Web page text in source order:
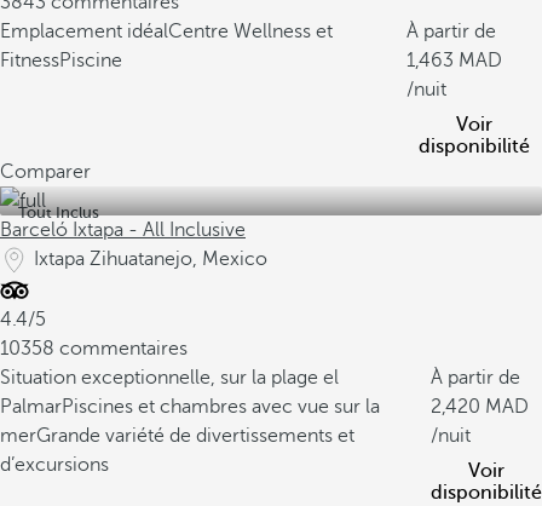
Emplacement idéalCentre Wellness et
FitnessPiscine
À partir de
1,463
/nuit
Voir
disponibilité
Comparer
Tout Inclus
Barceló Ixtapa - All Inclusive
Ixtapa Zihuatanejo, Mexico
4.4/5
10358 commentaires
Situation exceptionnelle, sur la plage el
PalmarPiscines et chambres avec vue sur la
merGrande variété de divertissements et
d’excursions
À partir de
2,420
/nuit
Voir
disponibilité